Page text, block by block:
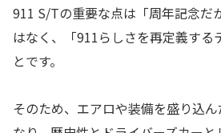
911 S/Tの重要な点は「周年記念だ
はなく、「911らしさを再定義する
とです。
そのため、エアロや装備を盛り込